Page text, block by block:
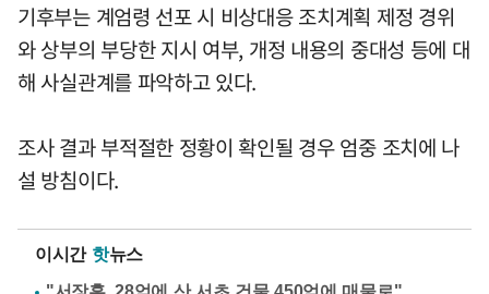
기후부는 계엄령 선포 시 비상대응 조치계획 제정 경위
와 상부의 부당한 지시 여부, 개정 내용의 중대성 등에 대
해 사실관계를 파악하고 있다.
조사 결과 부적절한 정황이 확인될 경우 엄중 조치에 나
설 방침이다.
이시간 핫뉴스